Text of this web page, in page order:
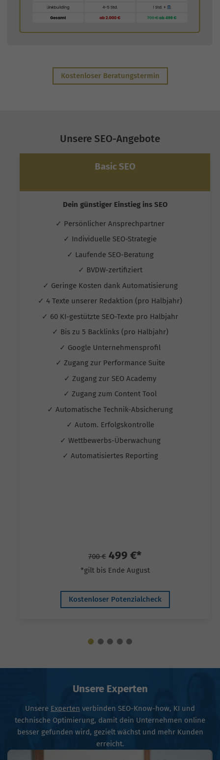
Kostenloser Beratungstermin
Unsere SEO-Angebote
Basic SEO
Dein günstiger Einstieg ins SEO
✓ Persönlicher Ansprechpartner
✓ Individuelle SEO-Strategie
✓ Laufende SEO-Beratung
✓ BVDW-zertifiziert
✓ Geringe Kosten dank Automatisierung
✓ 4 Texte unserer Redaktion (pro Halbjahr)
✓ 60 KI-gestützte SEO-Texte pro Halbjahr
✓ Bis zu 5 Backlinks (pro Halbjahr)
✓ Google Unternehmensprofil
✓ Zugang zur Performance Suite
✓ Zugang zur SEO Academy
✓ Zugang zum Content Tool
✓ Automatische Technik-Absicherung
✓ Autom. Erfolgskontrolle
✓ Wettbewerbs-Überwachung
✓ Automatisiertes Reporting
700 € 499 €*
*gilt bis Ende August
Kostenloser Potenzialcheck
Unsere Experten
Unsere Experten verbinden SEO-Know-how, KI und
technische Optimierung, damit dein Unternehmen online
besser gefunden wird, gezielt wächst und mehr Kunden
erreicht.